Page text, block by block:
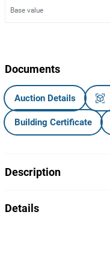
Base value
Documents
Auction Details
Building Certificate
Description
Santo Tirso
Details